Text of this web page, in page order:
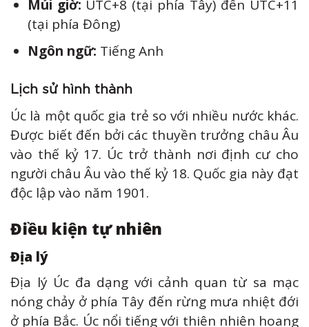
Múi giờ: UTC+8 (tại phía Tây) đến UTC+11
(tại phía Đông)
Ngôn ngữ: Tiếng Anh
Lịch sử hình thành
Úc là một quốc gia trẻ so với nhiều nước khác.
Được biết đến bởi các thuyền trưởng châu Âu
vào thế kỷ 17. Úc trở thành nơi định cư cho
người châu Âu vào thế kỷ 18. Quốc gia này đạt
độc lập vào năm 1901.
Điều kiện tự nhiên
Địa lý
Địa lý Úc đa dạng với cảnh quan từ sa mạc
nóng chảy ở phía Tây đến rừng mưa nhiệt đới
ở phía Bắc. Úc nổi tiếng với thiên nhiên hoang